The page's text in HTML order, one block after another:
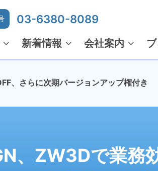
03-6380-8089
新着情報 会社案内
、さらに次期バージョンアップ権付き
、ZW3Dで業務